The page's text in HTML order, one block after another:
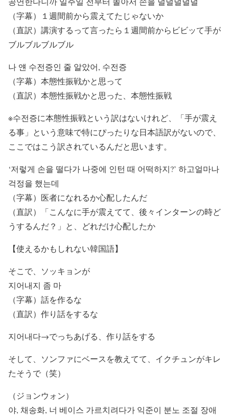
（字幕）１週間前から震えてたじゃないか
（直訳）講演するって言ったら１週間前からビビッて手が
ブルブルブルブル
나 얜 수전증인 줄 알았어, 수전증
（字幕）本態性振戦かと思って
（直訳）本態性振戦かと思った、本態性振戦
※수전증に本態性振戦という訳はないけれど、「手が震え
る事」という意味で特にぴったりな日本語訳がないので、
ここではこう訳されているんだと思います。
‘저렇게 손을 떨다가 나중에 인턴 때 어떡하지?’ 하고얼마나
걱정을 했는데
（字幕）医者になれるか心配したんだ
（直訳）「こんなに手が震えてて、後々インターンの時ど
うするんだ？」と、どれだけ心配したか
【使えるかもしれない韓国語】
そこで、ソッキョンが
지어내지 좀 마
（字幕）話を作るな
（直訳）作り話をするな
지어내다→でっちあげる、作り話をする
そして、ソンファにベースを教えてて、イクチュンがキレ
たそうで（笑）
（ジョンウォン）
야, 채송화, 너 베이스 가르치려다가 익준이 분노 조절 장애